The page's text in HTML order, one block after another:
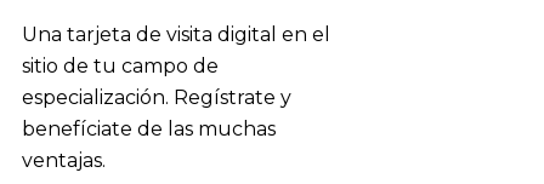
Una tarjeta de visita digital en el
sitio de tu campo de
especialización. Regístrate y
benefíciate de las muchas
ventajas.